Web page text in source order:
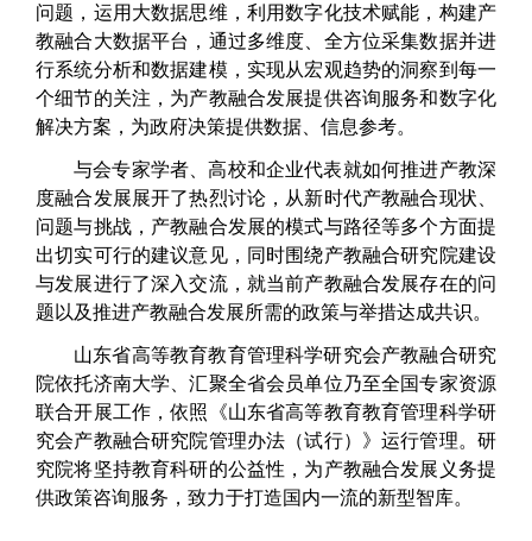
问题，运用大数据思维，利用数字化技术赋能，构建产
教融合大数据平台，通过多维度、全方位采集数据并进
行系统分析和数据建模，实现从宏观趋势的洞察到每一
个细节的关注，为产教融合发展提供咨询服务和数字化
解决方案，为政府决策提供数据、信息参考。
与会专家学者、高校和企业代表就如何推进产教深
度融合发展展开了热烈讨论，从新时代产教融合现状、
问题与挑战，产教融合发展的模式与路径等多个方面提
出切实可行的建议意见，同时围绕产教融合研究院建设
与发展进行了深入交流，就当前产教融合发展存在的问
题以及推进产教融合发展所需的政策与举措达成共识。
山东省高等教育教育管理科学研究会产教融合研究
院依托济南大学、汇聚全省会员单位乃至全国专家资源
联合开展工作，依照《山东省高等教育教育管理科学研
究会产教融合研究院管理办法（试行）》运行管理。研
究院将坚持教育科研的公益性，为产教融合发展义务提
供政策咨询服务，致力于打造国内一流的新型智库。